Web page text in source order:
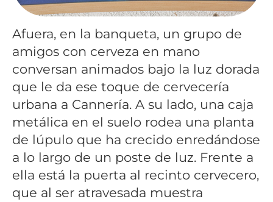
Afuera, en la banqueta, un grupo de
amigos con cerveza en mano
conversan animados bajo la luz dorada
que le da ese toque de cervecería
urbana a Cannería. A su lado, una caja
metálica en el suelo rodea una planta
de lúpulo que ha crecido enredándose
a lo largo de un poste de luz. Frente a
ella está la puerta al recinto cervecero,
que al ser atravesada muestra